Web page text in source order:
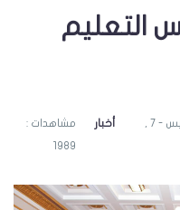
التعليم
أضيف فى : الخميس - 7 , أخبار مشاهدات :
1989